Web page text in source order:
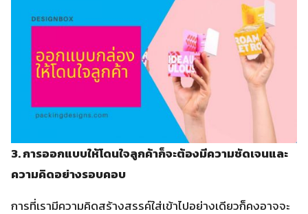
3. การออกแบบให้โดนใจลูกค้าก็จะต้องมีความชัดเจนและ
ความคิดอย่างรอบคอบ
การที่เรามีความคิดสร้างสรรค์ใส่เข้าไปอย่างเดียวก็คงอาจจะ